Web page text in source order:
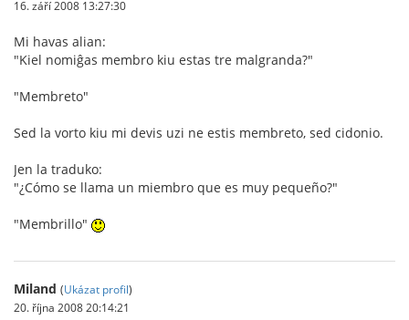
16. září 2008 13:27:30
Mi havas alian:
"Kiel nomiĝas membro kiu estas tre malgranda?"
"Membreto"
Sed la vorto kiu mi devis uzi ne estis membreto, sed cidonio.
Jen la traduko:
"¿Cómo se llama un miembro que es muy pequeño?"
"Membrillo"
Miland (Ukázat profil)
20. října 2008 20:14:21